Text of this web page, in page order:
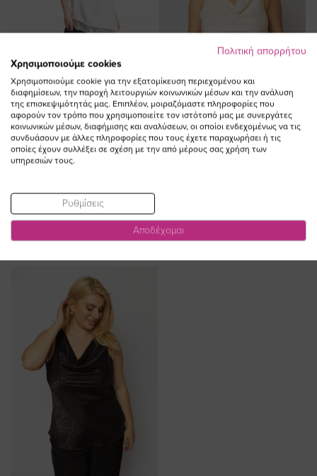
ΠΡΟΣΘΗΚΗ ΣΤΟ
ΚΑΛΑΘΙ
Τοπ με δαντέλα ασύμμετρο σε
λευκό χρώμα plus size
Ειδική
Τιμή
36,00 €
40,00 €
ΠΡΟΣΘΗΚΗ ΣΤΟ
size
54,00 €
60,00 €
Πολιτική απορρήτου
Χρησιμοποιούμε cookies
Χρησιμοποιούμε cookie για την εξατομίκευση περιεχομένου και
διαφημίσεων, την παροχή λειτουργιών κοινωνικών μέσων και την ανάλυση
της επισκεψιμότητάς μας. Επιπλέον, μοιραζόμαστε πληροφορίες που
αφορούν τον τρόπο που χρησιμοποιείτε τον ιστότοπό μας με συνεργάτες
κοινωνικών μέσων, διαφήμισης και αναλύσεων, οι οποίοι ενδεχομένως να τις
συνδυάσουν με άλλες πληροφορίες που τους έχετε παραχωρήσει ή τις
οποίες έχουν συλλέξει σε σχέση με την από μέρους σας χρήση των
υπηρεσιών τους.
Ρυθμίσεις
Αποδέχομαι